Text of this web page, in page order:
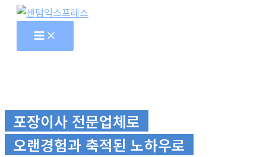
뛰
포장이사 전문업체로
오랜경험과 축적된 노하우로